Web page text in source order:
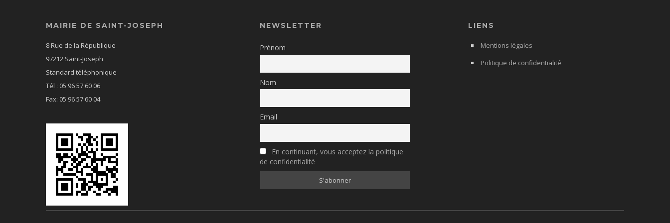
MAIRIE DE SAINT-JOSEPH
8 Rue de la République
97212 Saint-Joseph
Standard téléphonique
Tél : 05 96 57 60 06
Fax: 05 96 57 60 04
NEWSLETTER
Prénom
Nom
Email
En continuant, vous acceptez la politique
de confidentialité
LIENS
Mentions légales
Politique de confidentialité